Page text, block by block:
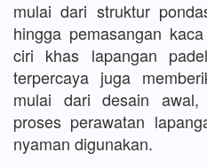
mulai dari struktur
hingga pemasangan
ciri khas lapangan
terpercaya juga
mulai dari desain
proses perawatan
nyaman digunakan.